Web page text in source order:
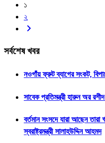
১
২
সর্বশেষ খবর
নওগাঁয় ফ্রুট ব্যাগের সংকট,
সাবেক প্রতিমন্ত্রী হারুন অর
বর্তমান সংসদে যারা আছেন
স্বরাষ্ট্রমন্ত্রী সালাহউদ্দিন আহমদ